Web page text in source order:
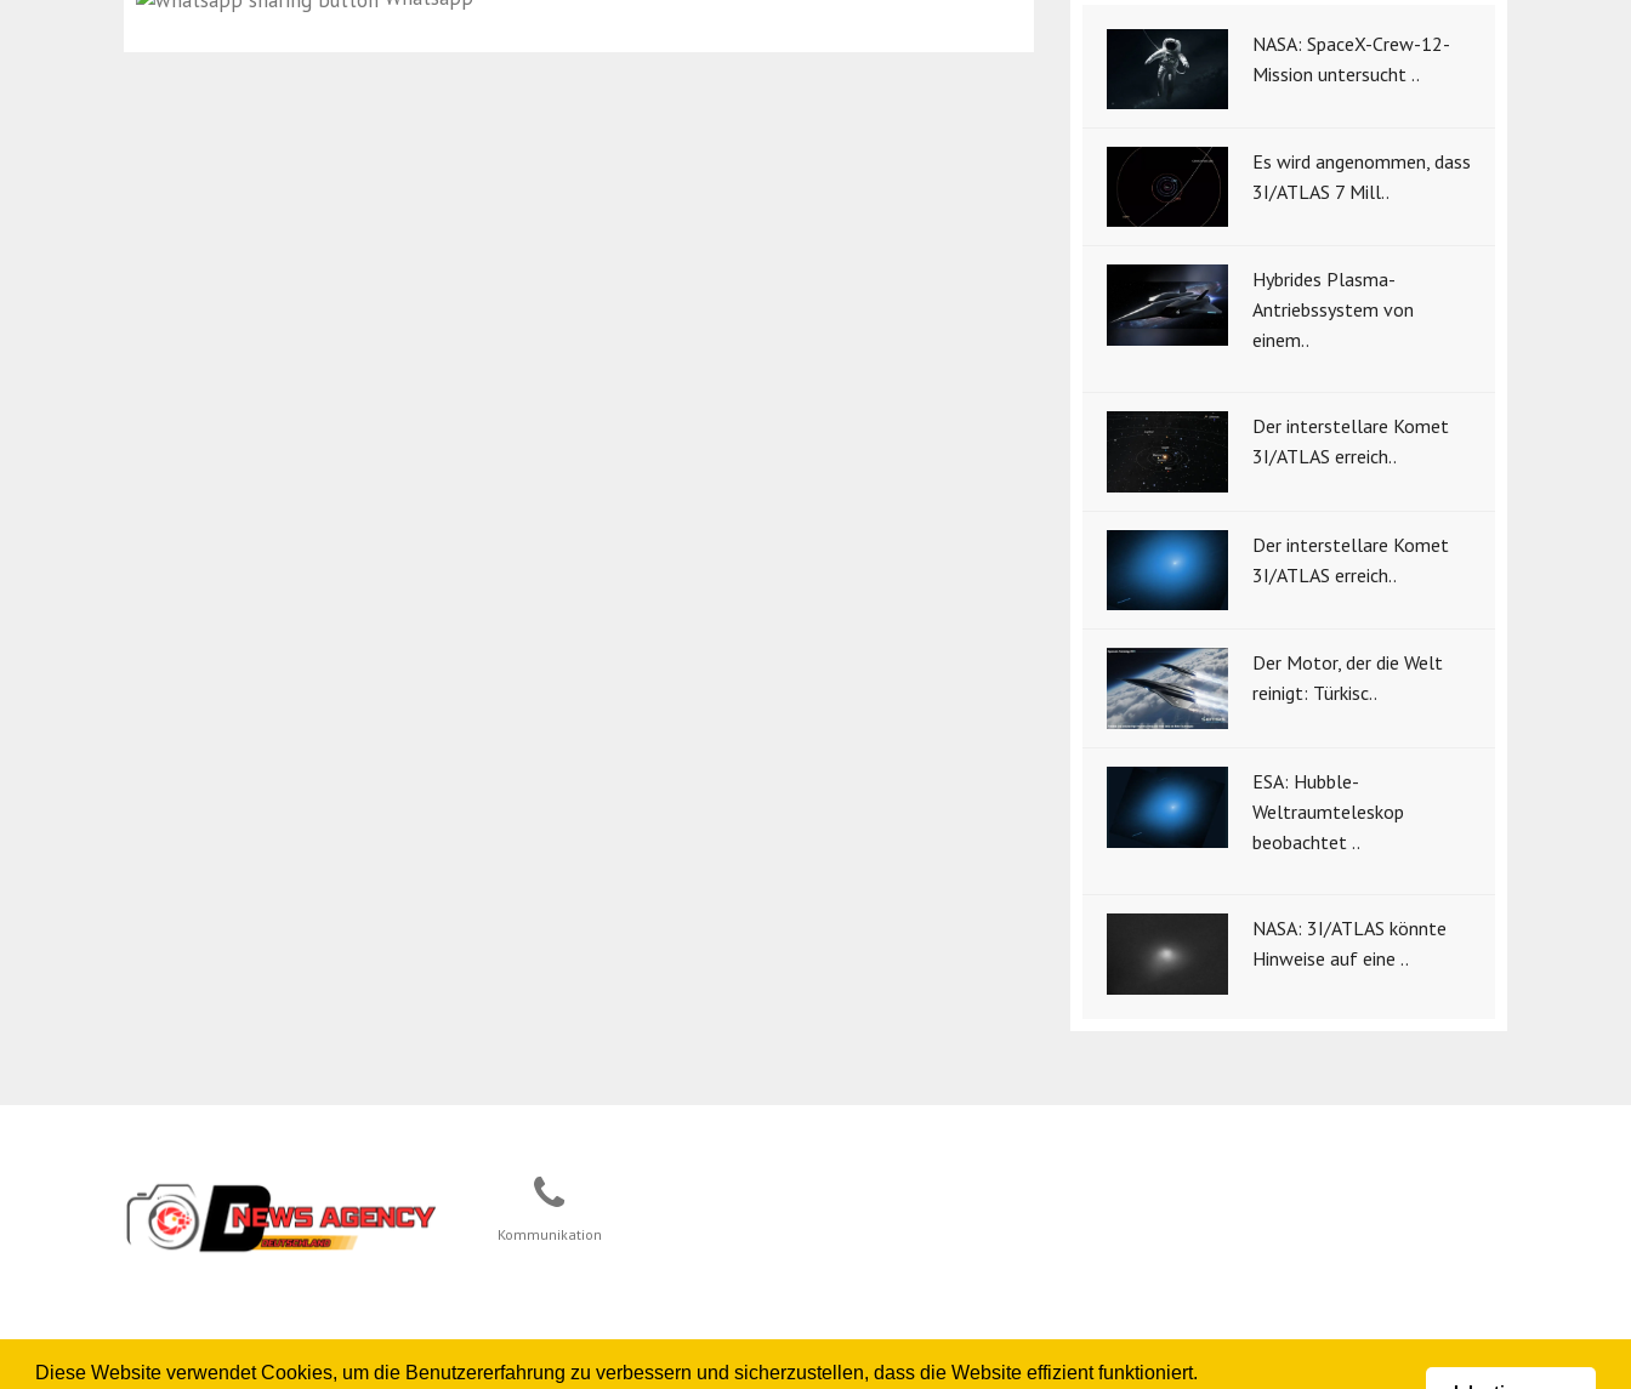
Diese Website verwendet Cookies, um die Benutzererfahrung zu verbessern und sicherzustellen, dass die Website effizient funktioniert.
NASA: SpaceX-Crew-12-
Mission untersucht ..
Es wird angenommen, dass
3I/ATLAS 7 Mill..
Hybrides Plasma-
Antriebssystem von
einem..
Der interstellare Komet
3I/ATLAS erreich..
Der interstellare Komet
3I/ATLAS erreich..
Der Motor, der die Welt
reinigt: Türkisc..
ESA: Hubble-
Weltraumteleskop
beobachtet ..
NASA: 3I/ATLAS könnte
Hinweise auf eine ..
Kommunikation